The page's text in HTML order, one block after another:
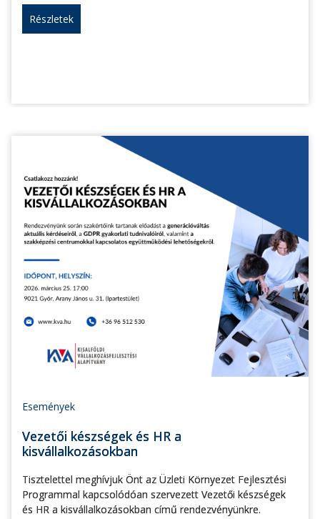
Részletek
Események
Vezetői készségek és HR a
kisvállalkozásokban
Tisztelettel meghívjuk Önt az Üzleti Környezet Fejlesztési
Programmal kapcsolódóan szervezett Vezetői készségek
és HR a kisvállalkozásokban című rendezvényünkre.